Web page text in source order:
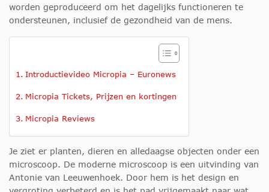
worden geproduceerd om het dagelijks functioneren te
ondersteunen, inclusief de gezondheid van de mens.
Introductievideo Micropia – Euronews
Micropia Tickets, Prijzen en kortingen
Micropia Reviews
Je ziet er planten, dieren en alledaagse objecten onder een
microscoop. De moderne microscoop is een uitvinding van
Antonie van Leeuwenhoek. Door hem is het design en